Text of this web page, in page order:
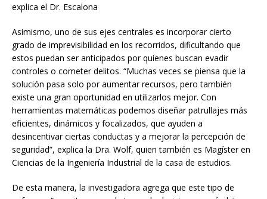
explica el Dr. Escalona
Asimismo, uno de sus ejes centrales es incorporar cierto
grado de imprevisibilidad en los recorridos, dificultando que
estos puedan ser anticipados por quienes buscan evadir
controles o cometer delitos. “Muchas veces se piensa que la
solución pasa solo por aumentar recursos, pero también
existe una gran oportunidad en utilizarlos mejor. Con
herramientas matemáticas podemos diseñar patrullajes más
eficientes, dinámicos y focalizados, que ayuden a
desincentivar ciertas conductas y a mejorar la percepción de
seguridad”, explica la Dra. Wolf, quien también es Magíster en
Ciencias de la Ingeniería Industrial de la casa de estudios.
De esta manera, la investigadora agrega que este tipo de